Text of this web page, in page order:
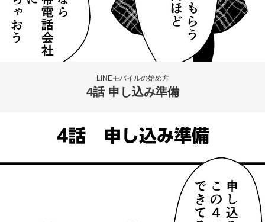
LINEモバイルの始め方
4話 申し込み準備